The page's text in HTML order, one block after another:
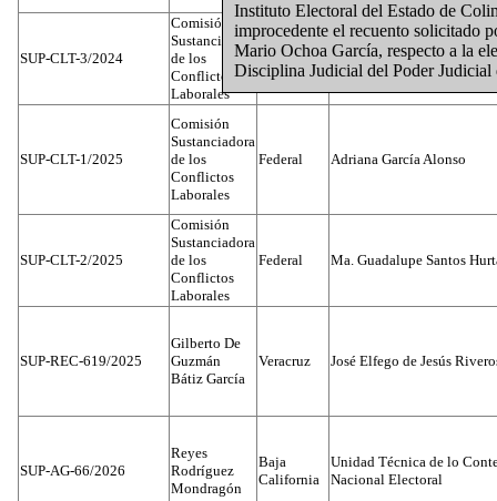
Instituto Electoral del Estado de
improcedente el recuento solicitado
Mario Ochoa García, respecto a la
Disciplina Judicial del Poder Judicial
SUP-CLT-3/2024
Comisión
Sustanciadora
de los
Conflictos
Laborales
Nuevo
León
Dato Protegido
SUP-CLT-1/2025
Comisión
Sustanciadora
de los
Conflictos
Laborales
Federal Adriana García Alonso
SUP-CLT-2/2025
Comisión
Sustanciadora
de los
Conflictos
Laborales
Federal Ma. Guadalupe Santos
SUP-REC-619/2025
Gilberto De
Guzmán
Bátiz García
Veracruz José Elfego de Jesús
SUP-AG-66/2026
Reyes
Rodríguez
Mondragón
Baja
California
Unidad Técnica de lo
Nacional Electoral